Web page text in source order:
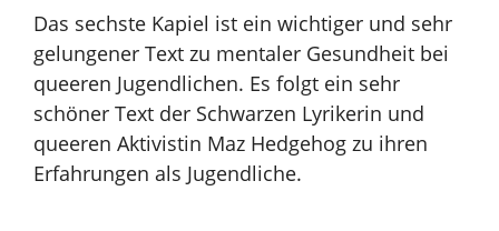
Das sechste Kapiel ist ein wichtiger und sehr
gelungener Text zu mentaler Gesundheit bei
queeren Jugendlichen. Es folgt ein sehr
schöner Text der Schwarzen Lyrikerin und
queeren Aktivistin Maz Hedgehog zu ihren
Erfahrungen als Jugendliche.